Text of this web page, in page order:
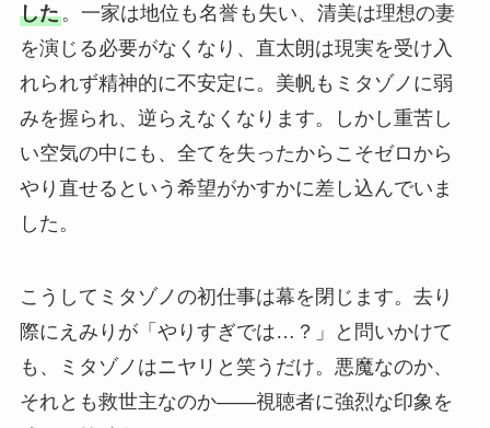
した。一家は地位も名誉も失い、清美は理想の妻
を演じる必要がなくなり、直太朗は現実を受け入
れられず精神的に不安定に。美帆もミタゾノに弱
みを握られ、逆らえなくなります。しかし重苦し
い空気の中にも、全てを失ったからこそゼロから
やり直せるという希望がかすかに差し込んでいま
した。
こうしてミタゾノの初仕事は幕を閉じます。去り
際にえみりが「やりすぎでは…？」と問いかけて
も、ミタゾノはニヤリと笑うだけ。悪魔なのか、
それとも救世主なのか――視聴者に強烈な印象を